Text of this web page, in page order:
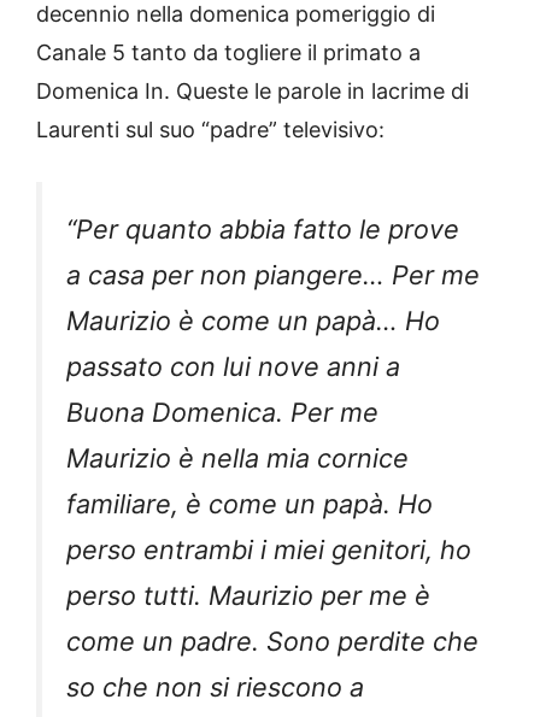
decennio nella domenica pomeriggio di
Canale 5 tanto da togliere il primato a
Domenica In. Queste le parole in lacrime di
Laurenti sul suo “padre” televisivo:
“Per quanto abbia fatto le prove
a casa per non piangere… Per me
Maurizio è come un papà… Ho
passato con lui nove anni a
Buona Domenica. Per me
Maurizio è nella mia cornice
familiare, è come un papà. Ho
perso entrambi i miei genitori, ho
perso tutti. Maurizio per me è
come un padre. Sono perdite che
so che non si riescono a